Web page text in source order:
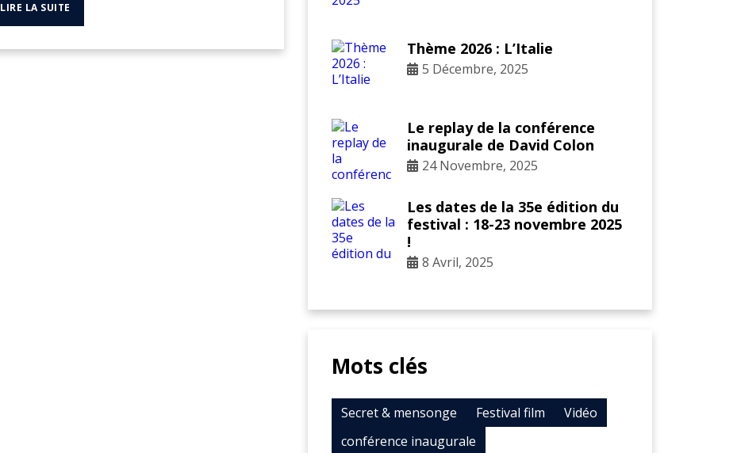
LIRE LA SUITE
Thème 2026 : L’Italie
5 Décembre, 2025
Le replay de la conférence
inaugurale de David Colon
24 Novembre, 2025
Les dates de la 35e édition du
festival : 18-23 novembre 2025
!
8 Avril, 2025
Mots clés
Secret & mensonge Festival film
Vidéo
conférence inaugurale